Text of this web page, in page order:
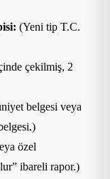
(Yeni tip T.C.
çekilmiş, 2
belgesi veya
özel
ibareli rapor.)